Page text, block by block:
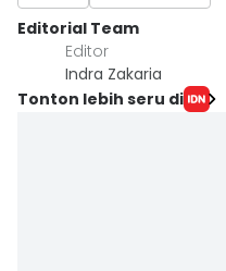
Editorial Team
Editor
Indra Zakaria
Tonton lebih seru di